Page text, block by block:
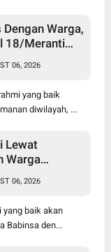
Warga,
18/Meranti
Kamtibmas
06, 2026
yang baik
diwilayah, ...
Lewat
Warga
Asahan
06, 2026
baik akan
Babinsa den...